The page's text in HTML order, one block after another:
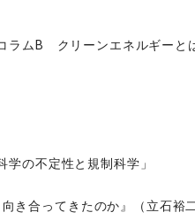
ラムB クリーンエネルギーと
学の不定性と規制科学」
向き合ってきたのか』（立石